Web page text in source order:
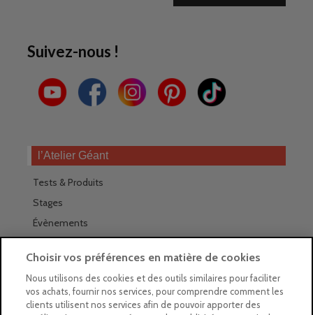
Suivez-nous !
l’Atelier Géant
Tests & Produits
Stages
Évènements
Trouver nos magasins
La newsletter des magasins
Choisir vos préférences en matière de cookies
Nous utilisons des cookies et des outils similaires pour faciliter
vos achats, fournir nos services, pour comprendre comment les
clients utilisent nos services afin de pouvoir apporter des